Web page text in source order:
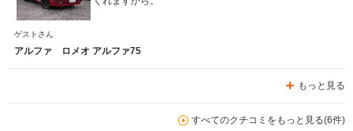
ゲストさん
アルファ ロメオ アルファ75
もっと見る
すべてのクチコミをもっと見る(6件)